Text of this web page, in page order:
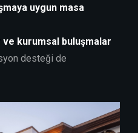
uygun masa
ve kurumsal buluşmalar
desteği de